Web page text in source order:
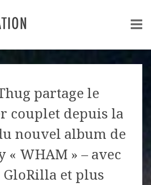
partage le
couplet depuis la
nouvel album de
« WHAM » – avec
GloRilla et plus